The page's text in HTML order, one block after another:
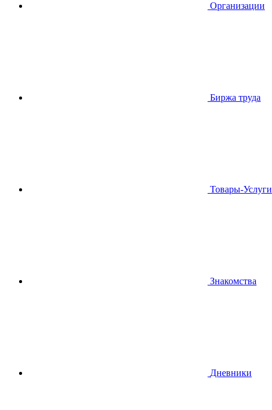
Организации
Биржа труда
Товары-Услуги
Знакомства
Дневники